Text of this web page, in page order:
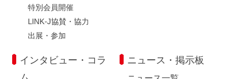
特別会員開催
LINK-J協賛・協力
出展・参加
インタビュー・コラ
ニュース・掲示板